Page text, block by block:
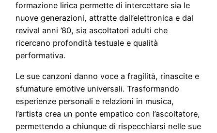
formazione lirica permette di intercettare sia le
nuove generazioni, attratte dall’elettronica e dal
revival anni ’80, sia ascoltatori adulti che
ricercano profondità testuale e qualità
performativa.
Le sue canzoni danno voce a fragilità, rinascite e
sfumature emotive universali. Trasformando
esperienze personali e relazioni in musica,
l’artista crea un ponte empatico con l’ascoltatore,
permettendo a chiunque di rispecchiarsi nelle sue